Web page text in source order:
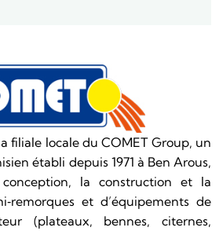
filiale locale du COMET Group, un
établi depuis 1971 à Ben Arous,
la construction et la
et d’équipements de
(plateaux, bennes, citernes,